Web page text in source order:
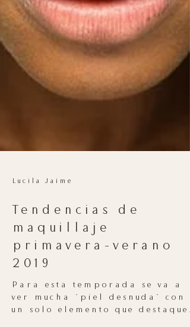
Lucila Jaime
Tendencias de
maquillaje
primavera-verano
2019
Para esta temporada se va a